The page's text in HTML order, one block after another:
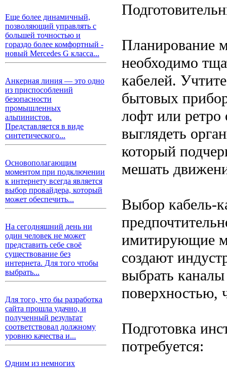
Еще более динамичный,
позволяющий управлять с
большей точностью и
гораздо более комфортный -
новый Mercedes G класса...
Анкерная линия — это одно
из приспособлений
безопасности
промышленных
альпинистов.
Представляется в виде
синтетического...
Основополагающим
моментом при подключении
к интернету всегда является
выбор провайдера, который
может обеспечить...
На сегодняшний день ни
один человек не может
представить себе своё
существование без
интернета. Для того чтобы
выбрать...
Для того, что бы разработка
сайта прошла удачно, и
полученный результат
соответствовал должному
уровню качества и...
Одним из немногих
Планирование
необходимо
кабелей.
бытовых
лофт или
выглядеть
который
мешать
Выбор кабель-
имитирующие
создают
выбрать
поверхностью,
Подготовка
потребуется: